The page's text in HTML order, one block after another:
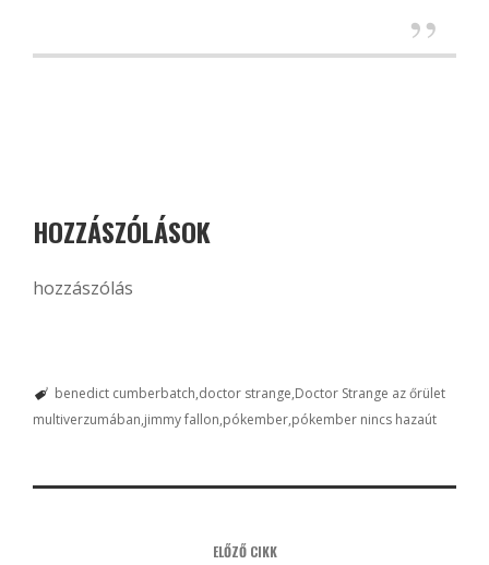
HOZZÁSZÓLÁSOK
hozzászólás
benedict cumberbatch doctor strange Doctor Strange az őrület
multiverzumában jimmy fallon pókember pókember nincs hazaút
ELŐZŐ CIKK